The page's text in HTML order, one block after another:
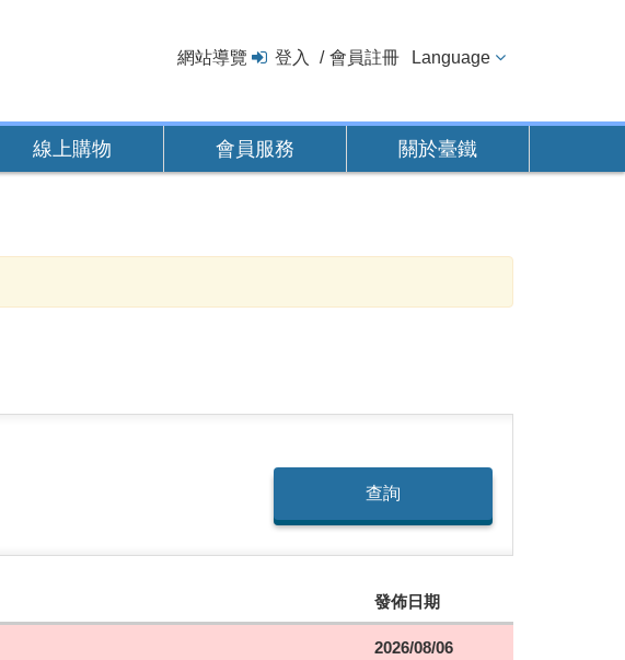
網站導覽 登入 會員註冊 Language
線上購物 會員服務 關於臺鐵
查詢
發佈日期
2026/08/06